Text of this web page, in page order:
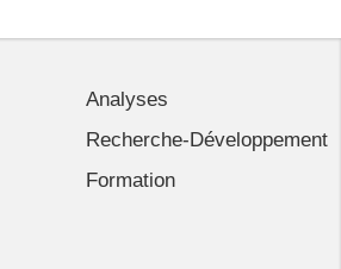
Analyses
Recherche-Développement
Formation